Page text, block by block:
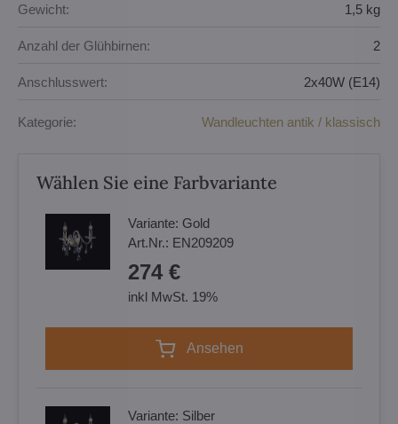
Gewicht: 1,5 kg
Anzahl der Glühbirnen: 2
Anschlusswert: 2x40W (E14)
Kategorie: Wandleuchten antik / klassisch
Wählen Sie eine Farbvariante
Variante: Gold
Art.Nr.: EN209209
274 €
inkl MwSt. 19%
Ansehen
Variante: Silber